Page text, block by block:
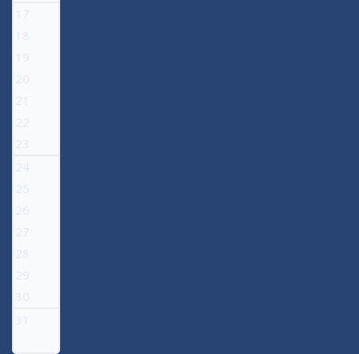
17
18
19
20
21
22
23
24
25
26
27
28
29
30
31